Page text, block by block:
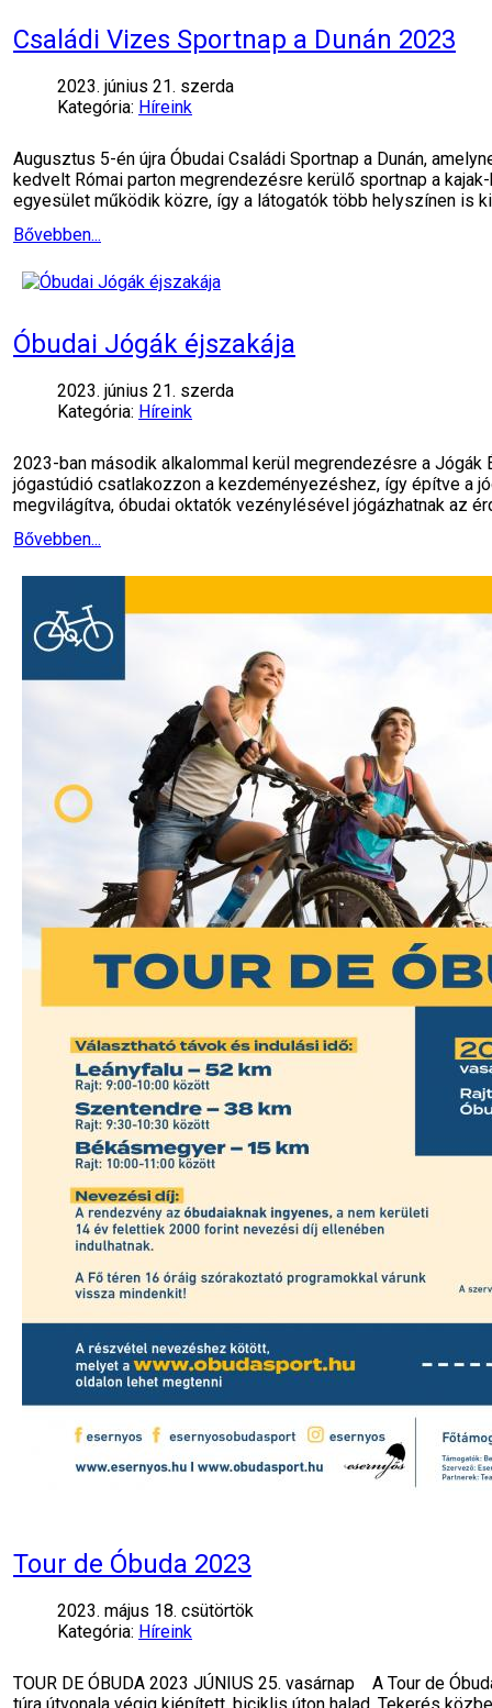
Családi Vizes Sportnap a Dunán 2023
2023. június 21. szerda
Kategória: Híreink
Augusztus 5-én újra Óbudai Családi Sportnap a Dunán,
kedvelt Római parton megrendezésre kerülő sportnap a
egyesület működik közre, így a látogatók több helyszínen is
Bővebben...
Óbudai Jógák éjszakája
2023. június 21. szerda
Kategória: Híreink
2023-ban második alkalommal kerül megrendezésre a Jógák
jógastúdió csatlakozzon a kezdeményezéshez, így építve a
megvilágítva, óbudai oktatók vezénylésével jógázhatnak az
Bővebben...
Tour de Óbuda 2023
2023. május 18. csütörtök
Kategória: Híreink
TOUR DE ÓBUDA 2023 JÚNIUS 25. vasárnap A Tour de